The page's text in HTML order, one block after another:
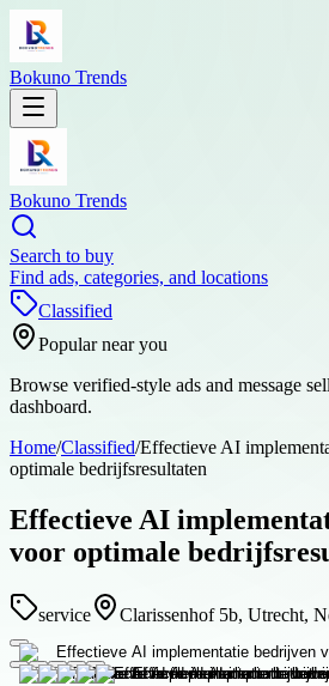
Bokuno Trends
Bokuno Trends
Search to buy
Find ads, categories, and locations
Classified
Popular near you
Browse verified-style ads and message
dashboard.
Home/Classified/Effectieve AI
optimale bedrijfsresultaten
Effectieve AI
voor optimale
service Clarissenhof 5b, Utrecht,